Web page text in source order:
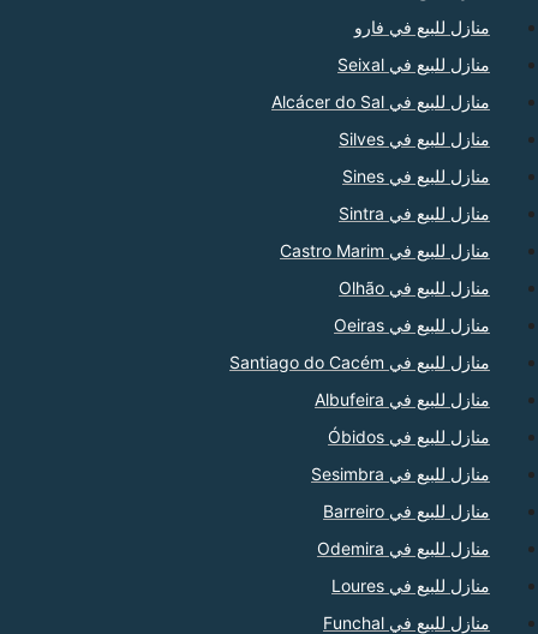
منازل للبيع في فارو
منازل للبيع في Seixal
منازل للبيع في Alcácer do Sal
منازل للبيع في Silves
منازل للبيع في Sines
منازل للبيع في Sintra
منازل للبيع في Castro Marim
منازل للبيع في Olhão
منازل للبيع في Oeiras
منازل للبيع في Santiago do Cacém
منازل للبيع في Albufeira
منازل للبيع في Óbidos
منازل للبيع في Sesimbra
منازل للبيع في Barreiro
منازل للبيع في Odemira
منازل للبيع في Loures
منازل للبيع في Funchal